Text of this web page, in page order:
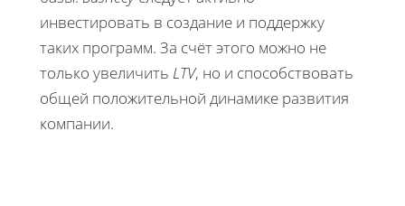
инвестировать в создание и поддержку
таких программ. За счёт этого можно не
только увеличить LTV, но и способствовать
общей положительной динамике развития
компании.